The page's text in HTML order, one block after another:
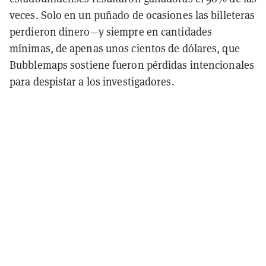
veces. Solo en un puñado de ocasiones las billeteras
perdieron dinero—y siempre en cantidades
mínimas, de apenas unos cientos de dólares, que
Bubblemaps sostiene fueron pérdidas intencionales
para despistar a los investigadores.